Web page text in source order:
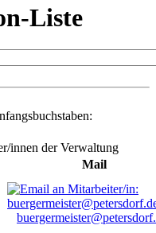
Liste
innen der Verwaltung
Mail